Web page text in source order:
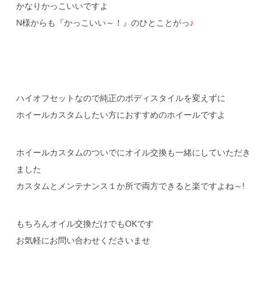
かなりかっこいいですよ
N様からも『かっこいい～！』のひとことがっ♪
ハイオフセットなので純正のボディスタイルを変えずに
ホイールカスタムしたい方におすすめのホイールですよ
ホイールカスタムのついでにオイル交換も一緒にしていただき
ました
カスタムとメンテナンス１か所で両方できると楽ですよね～!
もちろんオイル交換だけでもOKです
お気軽にお問い合わせくださいませ